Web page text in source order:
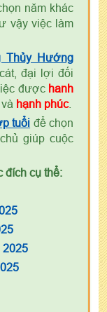
năm khác
vậy việc làm
Thủy Hướng
đại lợi đối
được hanh
và hạnh phúc.
tuổi để chọn
giúp cuộc
đích cụ thể:
2025